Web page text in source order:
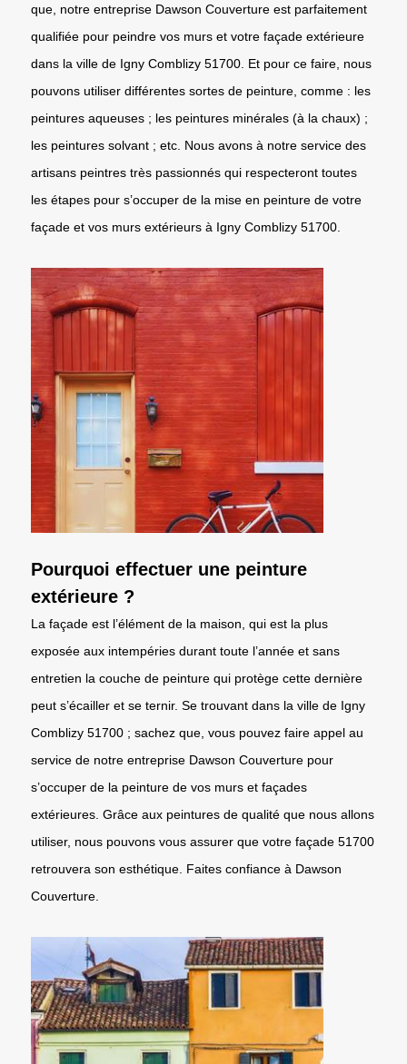
que, notre entreprise Dawson Couverture est parfaitement
qualifiée pour peindre vos murs et votre façade extérieure
dans la ville de Igny Comblizy 51700. Et pour ce faire, nous
pouvons utiliser différentes sortes de peinture, comme : les
peintures aqueuses ; les peintures minérales (à la chaux) ;
les peintures solvant ; etc. Nous avons à notre service des
artisans peintres très passionnés qui respecteront toutes
les étapes pour s’occuper de la mise en peinture de votre
façade et vos murs extérieurs à Igny Comblizy 51700.
Pourquoi effectuer une peinture
extérieure ?
La façade est l’élément de la maison, qui est la plus
exposée aux intempéries durant toute l’année et sans
entretien la couche de peinture qui protège cette dernière
peut s’écailler et se ternir. Se trouvant dans la ville de Igny
Comblizy 51700 ; sachez que, vous pouvez faire appel au
service de notre entreprise Dawson Couverture pour
s’occuper de la peinture de vos murs et façades
extérieures. Grâce aux peintures de qualité que nous allons
utiliser, nous pouvons vous assurer que votre façade 51700
retrouvera son esthétique. Faites confiance à Dawson
Couverture.